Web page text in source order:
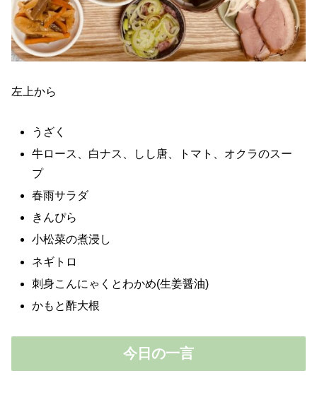
左上から
うざく
牛ロース、白ナス、しし唐、トマト、オクラのスー
プ
春雨サラダ
きんぴら
小松菜の煮浸し
ネギトロ
刺身こんにゃくとわかめ(生姜醤油)
かもと酢大根
今日の一言